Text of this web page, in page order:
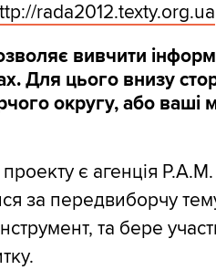
/rada2012.texty.org.ua
вивчити
Для цього внизу
округу, або ваші
є агенція
за передвиборчу
та бере